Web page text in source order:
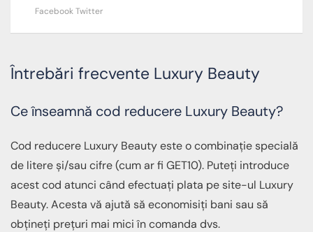
FacebookTwitter
Întrebări frecvente Luxury Beauty
Ce înseamnă cod reducere Luxury Beauty?
Cod reducere Luxury Beauty este o combinație specială
de litere și/sau cifre (cum ar fi GET10). Puteți introduce
acest cod atunci când efectuați plata pe site-ul Luxury
Beauty. Acesta vă ajută să economisiți bani sau să
obțineți prețuri mai mici în comanda dvs.